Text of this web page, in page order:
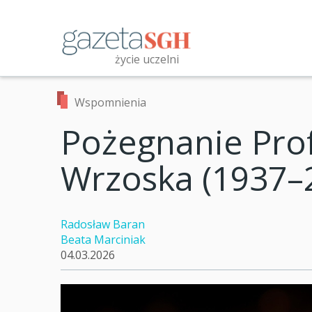
życie uczelni
Przeszukaj witrynę
Wspomnienia
Pożegnanie
Wrzoska
Radosław Baran
Beata Marciniak
04.03.2026